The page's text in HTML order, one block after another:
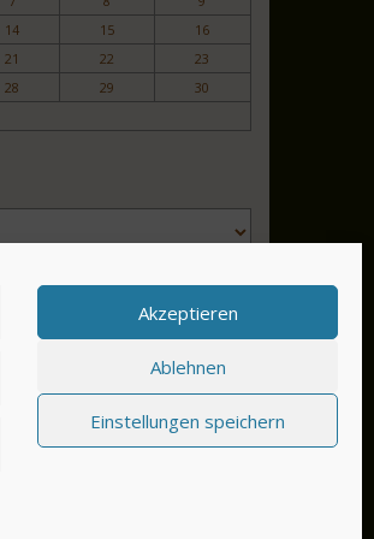
Akzeptieren
Ablehnen
Einstellungen speichern
14 15
16
21 22
23
28 29
30